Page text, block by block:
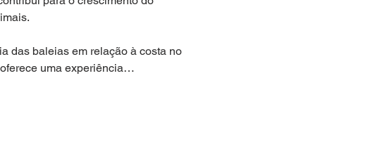
das baleias em relação à costa no
uma experiência…